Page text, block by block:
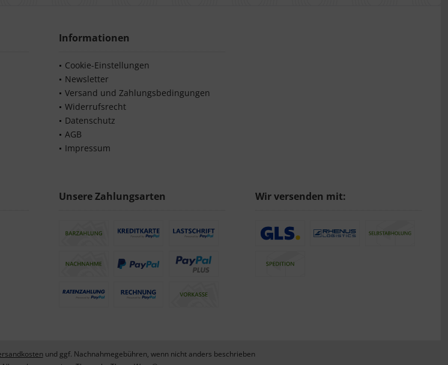
Informationen
Cookie-Einstellungen
Newsletter
Versand und Zahlungsbedingungen
Widerrufsrecht
Datenschutz
AGB
Impressum
Unsere Zahlungsarten Wir versenden mit:
und ggf. Nachnahmegebühren, wenn nicht anders beschrieben